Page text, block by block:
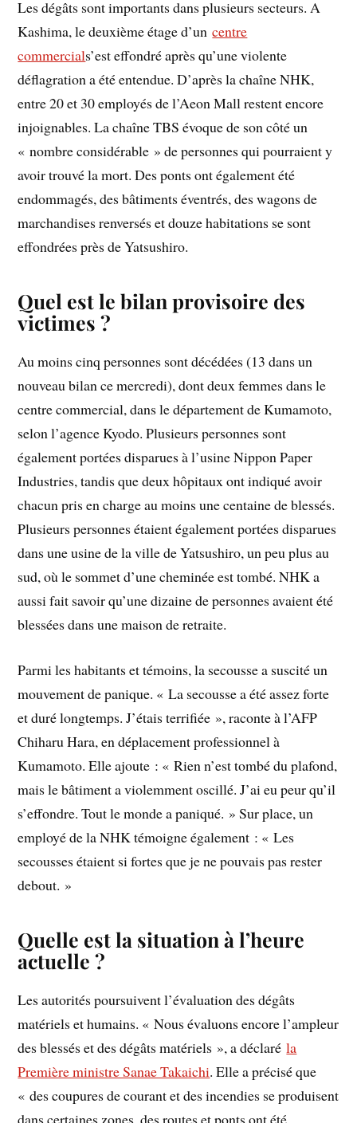
Les dégâts sont importants dans plusieurs secteurs. A
Kashima, le deuxième étage d’uncentre
commercials’est effondré après qu’une violente
déflagration a été entendue. D’après la chaîne NHK,
entre 20 et 30 employés de l’Aeon Mall restent encore
injoignables. La chaîne TBS évoque de son côté un
« nombre considérable » de personnes qui pourraient y
avoir trouvé la mort. Des ponts ont également été
endommagés, des bâtiments éventrés, des wagons de
marchandises renversés et douze habitations se sont
effondrées près de Yatsushiro.
Quel est le bilan provisoire des
victimes ?
Au moins cinq personnes sont décédées (13 dans un
nouveau bilan ce mercredi), dont deux femmes dans le
centre commercial, dans le département de Kumamoto,
selon l’agence Kyodo. Plusieurs personnes sont
également portées disparues à l’usine Nippon Paper
Industries, tandis que deux hôpitaux ont indiqué avoir
chacun pris en charge au moins une centaine de blessés.
Plusieurs personnes étaient également portées disparues
dans une usine de la ville de Yatsushiro, un peu plus au
sud, où le sommet d’une cheminée est tombé. NHK a
aussi fait savoir qu’une dizaine de personnes avaient été
blessées dans une maison de retraite.
Parmi les habitants et témoins, la secousse a suscité un
mouvement de panique. « La secousse a été assez forte
et duré longtemps. J’étais terrifiée », raconte à l’AFP
Chiharu Hara, en déplacement professionnel à
Kumamoto. Elle ajoute : « Rien n’est tombé du plafond,
mais le bâtiment a violemment oscillé. J’ai eu peur qu’il
s’effondre. Tout le monde a paniqué. » Sur place, un
employé de la NHK témoigne également : « Les
secousses étaient si fortes que je ne pouvais pas rester
debout. »
Quelle est la situation à l’heure
actuelle ?
Les autorités poursuivent l’évaluation des dégâts
matériels et humains. « Nous évaluons encore l’ampleur
des blessés et des dégâts matériels », a déclaréla
Première ministre Sanae Takaichi. Elle a précisé que
« des coupures de courant et des incendies se produisent
dans certaines zones, des routes et ponts ont été